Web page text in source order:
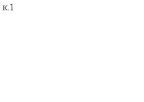
к.1